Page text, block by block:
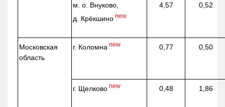
м. о. Внуково,
д. Крёкшино new
4,57 0,52
Московская
область
г. Коломна new 0,77 0,50
г. Щелково new 0,48 1,86